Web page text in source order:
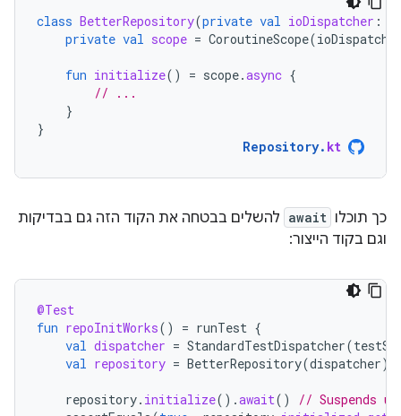
class BetterRepository(private val ioDispatcher :
private val scope = CoroutineScope(
fun initialize() = scope.async {
// ...
}
}
Repository. kt
כך תוכלו await להשלים בבטחה את הקוד הזה גם בבדיקות
וגם בקוד הייצור:
@Test
fun repoInitWorks() = runTest {
val dispatcher = StandardTestDispatcher(
val repository = BetterRepository(dispatcher)
repository. initialize().await()
// Suspends